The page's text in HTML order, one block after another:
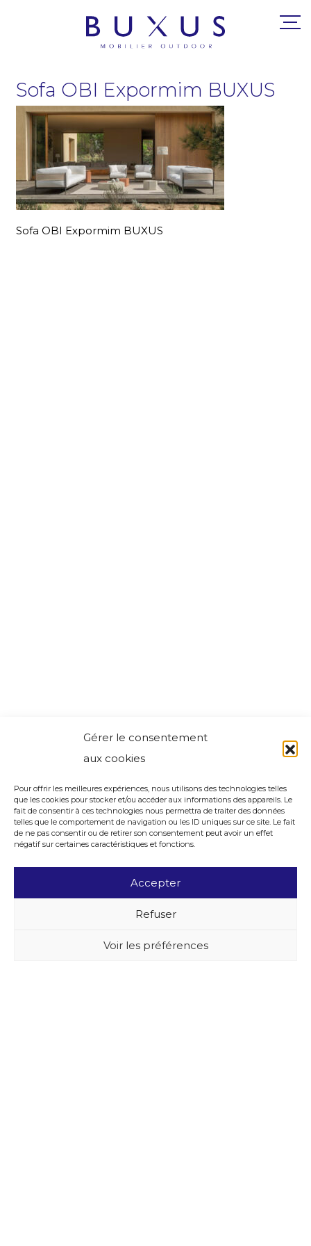
Gérer le consentement
aux cookies
Pour offrir les meilleures expériences, nous utilisons des technologies telles
que les cookies pour stocker et/ou accéder aux informations des appareils. Le
fait de consentir à ces technologies nous permettra de traiter des données
telles que le comportement de navigation ou les ID uniques sur ce site. Le fait
de ne pas consentir ou de retirer son consentement peut avoir un effet
négatif sur certaines caractéristiques et fonctions.
Accepter
Refuser
Voir les préférences
Sofa OBI Expormim BUXUS
Sofa OBI Expormim BUXUS